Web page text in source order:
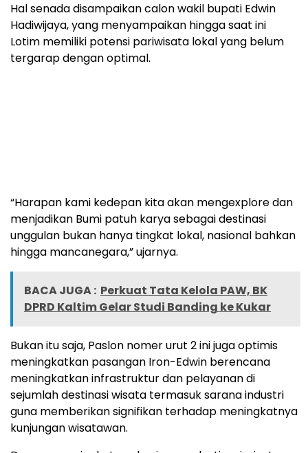
Hal senada disampaikan calon wakil bupati Edwin
Hadiwijaya, yang menyampaikan hingga saat ini
Lotim memiliki potensi pariwisata lokal yang belum
tergarap dengan optimal.
“Harapan kami kedepan kita akan mengexplore dan
menjadikan Bumi patuh karya sebagai destinasi
unggulan bukan hanya tingkat lokal, nasional bahkan
hingga mancanegara,” ujarnya.
BACA JUGA : Perkuat Tata Kelola PAW, BK
DPRD Kaltim Gelar Studi Banding ke Kukar
Bukan itu saja, Paslon nomer urut 2 ini juga optimis
meningkatkan pasangan Iron-Edwin berencana
meningkatkan infrastruktur dan pelayanan di
sejumlah destinasi wisata termasuk sarana industri
guna memberikan signifikan terhadap meningkatnya
kunjungan wisatawan.